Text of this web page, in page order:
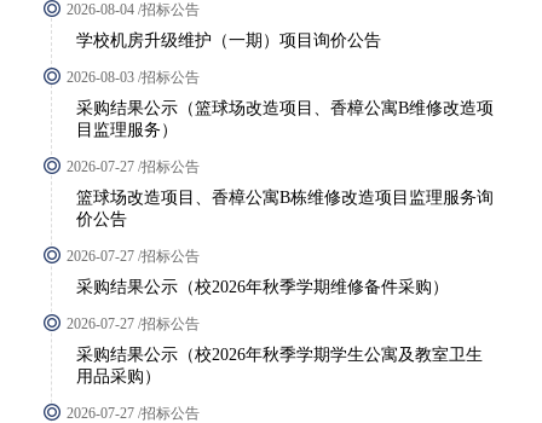
2026-08-04 /招标公告
学校机房升级维护（一期）项目询价公告
2026-08-03 /招标公告
采购结果公示（篮球场改造项目、香樟公寓B维修改造项
目监理服务）
2026-07-27 /招标公告
篮球场改造项目、香樟公寓B栋维修改造项目监理服务询
价公告
2026-07-27 /招标公告
采购结果公示（校2026年秋季学期维修备件采购）
2026-07-27 /招标公告
采购结果公示（校2026年秋季学期学生公寓及教室卫生
用品采购）
2026-07-27 /招标公告